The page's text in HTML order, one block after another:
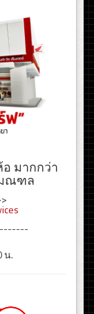
มากกว่า
มณฑล
น.